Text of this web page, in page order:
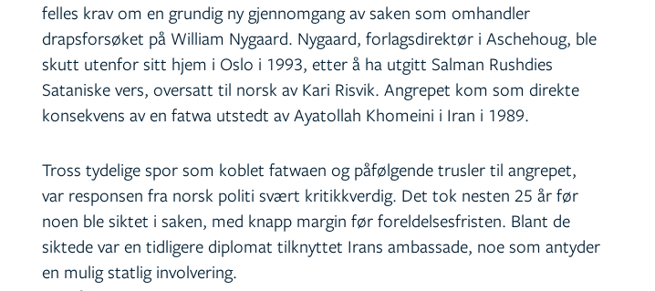
felles krav om en grundig ny gjennomgang av saken som omhandler
drapsforsøket på William Nygaard. Nygaard, forlagsdirektør i Aschehoug, ble
skutt utenfor sitt hjem i Oslo i 1993, etter å ha utgitt Salman Rushdies
Sataniske vers, oversatt til norsk av Kari Risvik. Angrepet kom som direkte
konsekvens av en fatwa utstedt av Ayatollah Khomeini i Iran i 1989.
Tross tydelige spor som koblet fatwaen og påfølgende trusler til angrepet,
var responsen fra norsk politi svært kritikkverdig. Det tok nesten 25 år før
noen ble siktet i saken, med knapp margin før foreldelsesfristen. Blant de
siktede var en tidligere diplomat tilknyttet Irans ambassade, noe som antyder
en mulig statlig involvering.